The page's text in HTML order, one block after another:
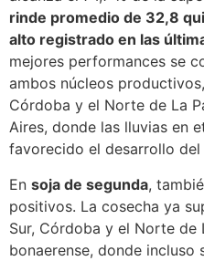
rinde promedio de 32,8
alto registrado en las
mejores performances se
ambos núcleos
Córdoba y el Norte de La
Aires, donde las lluvias en
favorecido el desarrollo
En soja de segunda,
positivos. La cosecha ya
Sur, Córdoba y el Norte de
bonaerense, donde